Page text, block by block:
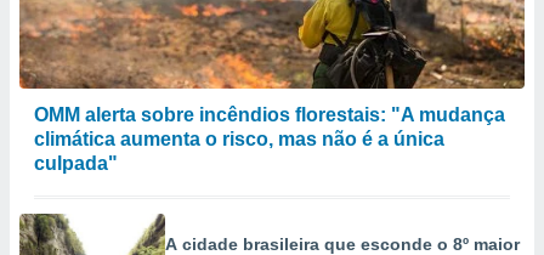
OMM alerta sobre incêndios florestais: "A mudança
climática aumenta o risco, mas não é a única
culpada"
A cidade brasileira que esconde o 8º maior